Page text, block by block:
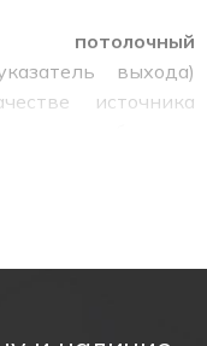
выхода)
источника